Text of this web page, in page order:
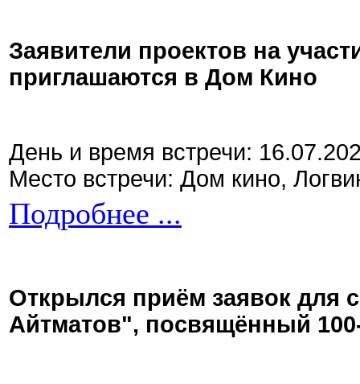
Заявители проектов на
приглашаются в Дом Кино
День и время встречи:
Место встречи: Дом кино,
Подробнее ...
Открылся приём заявок для
Айтматов", посвящённый